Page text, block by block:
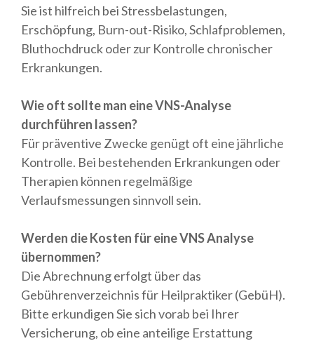
Sie ist hilfreich bei Stressbelastungen,
Erschöpfung, Burn-out-Risiko, Schlafproblemen,
Bluthochdruck oder zur Kontrolle chronischer
Erkrankungen.
Wie oft sollte man eine VNS-Analyse
durchführen lassen?
Für präventive Zwecke genügt oft eine jährliche
Kontrolle. Bei bestehenden Erkrankungen oder
Therapien können regelmäßige
Verlaufsmessungen sinnvoll sein.
Werden die Kosten für eine VNS Analyse
übernommen?
Die Abrechnung erfolgt über das
Gebührenverzeichnis für Heilpraktiker (GebüH).
Bitte erkundigen Sie sich vorab bei Ihrer
Versicherung, ob eine anteilige Erstattung